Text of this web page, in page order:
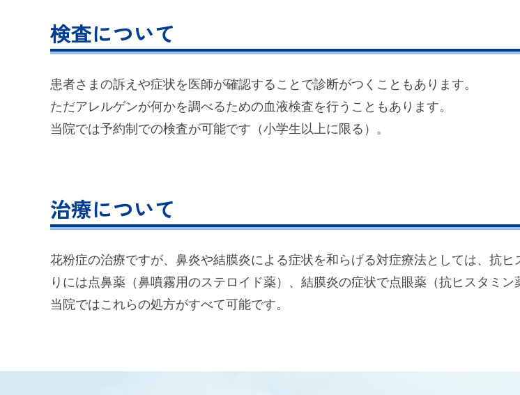
検査について
患者さまの訴えや症状を医師が確認することで診断がつくこともあります。
ただアレルゲンが何かを調べるための血液検査を行うこともあります。
当院では予約制での検査が可能です（小学生以上に限る）。
治療について
花粉症の治療ですが、鼻炎や結膜炎による症状を和らげる対症療法としては、抗
りには点鼻薬（鼻噴霧用のステロイド薬）、結膜炎の症状で点眼薬（抗ヒスタミン
当院ではこれらの処方がすべて可能です。